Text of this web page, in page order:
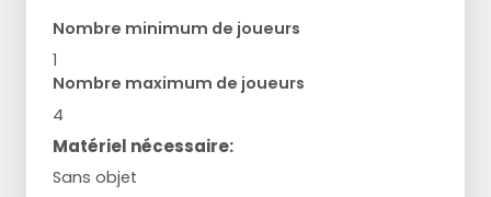
Nombre minimum de joueurs
1
Nombre maximum de joueurs
4
Matériel nécessaire:
Sans objet